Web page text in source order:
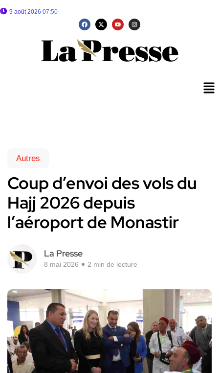
9 août 2026 07:50
Autres
Coup d’envoi des vols du
Hajj 2026 depuis
l’aéroport de Monastir
La Presse
8 mai 2026 2 min de lecture